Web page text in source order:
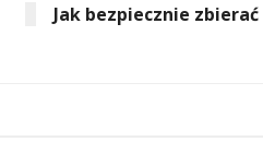
Jak bezpiecznie